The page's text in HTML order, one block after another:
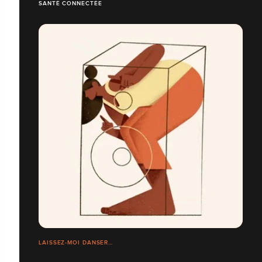
SANTÉ CONNECTÉE
LAISSEZ-MOI DANSER…